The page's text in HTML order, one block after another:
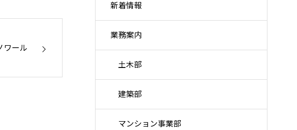
ワール
新着情報
業務案内
土木部
建築部
マンション事業部